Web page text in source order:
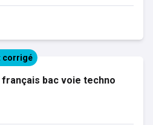
corrigé
bac voie techno